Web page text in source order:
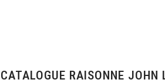
RAISONNE JOHN